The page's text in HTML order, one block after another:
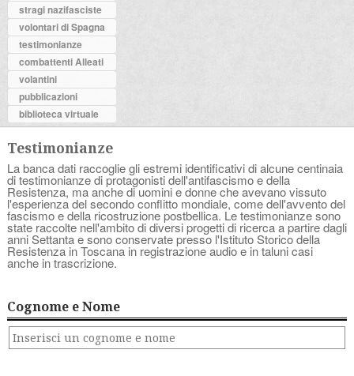
stragi nazifasciste
volontari di Spagna
testimonianze
combattenti Alleati
volantini
pubblicazioni
biblioteca virtuale
Testimonianze
La banca dati raccoglie gli estremi identificativi di alcune centinaia
di testimonianze di protagonisti dell'antifascismo e della
Resistenza, ma anche di uomini e donne che avevano vissuto
l'esperienza del secondo conflitto mondiale, come dell'avvento del
fascismo e della ricostruzione postbellica. Le testimonianze sono
state raccolte nell'ambito di diversi progetti di ricerca a partire dagli
anni Settanta e sono conservate presso l'Istituto Storico della
Resistenza in Toscana in registrazione audio e in taluni casi
anche in trascrizione.
Cognome e Nome